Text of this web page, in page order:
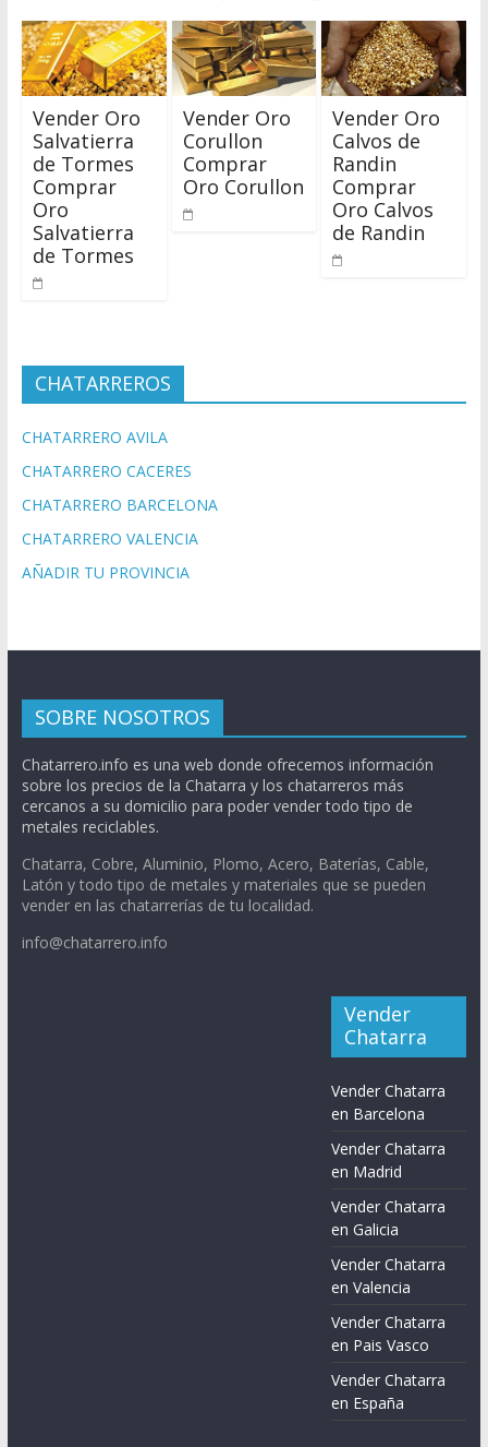
Vender Oro
Salvatierra
de Tormes
Comprar
Oro
Salvatierra
de Tormes
Vender Oro
Corullon
Comprar
Oro Corullon
Vender Oro
Calvos de
Randin
Comprar
Oro Calvos
de Randin
CHATARREROS
CHATARRERO AVILA
CHATARRERO CACERES
CHATARRERO BARCELONA
CHATARRERO VALENCIA
AÑADIR TU PROVINCIA
SOBRE NOSOTROS
Chatarrero.info es una web donde ofrecemos información
sobre los precios de la Chatarra y los chatarreros más
cercanos a su domicilio para poder vender todo tipo de
metales reciclables.
Chatarra, Cobre, Aluminio, Plomo, Acero, Baterías, Cable,
Latón y todo tipo de metales y materiales que se pueden
vender en las chatarrerías de tu localidad.
info@chatarrero.info
Vender
Chatarra
Vender Chatarra
en Barcelona
Vender Chatarra
en Madrid
Vender Chatarra
en Galicia
Vender Chatarra
en Valencia
Vender Chatarra
en Pais Vasco
Vender Chatarra
en España